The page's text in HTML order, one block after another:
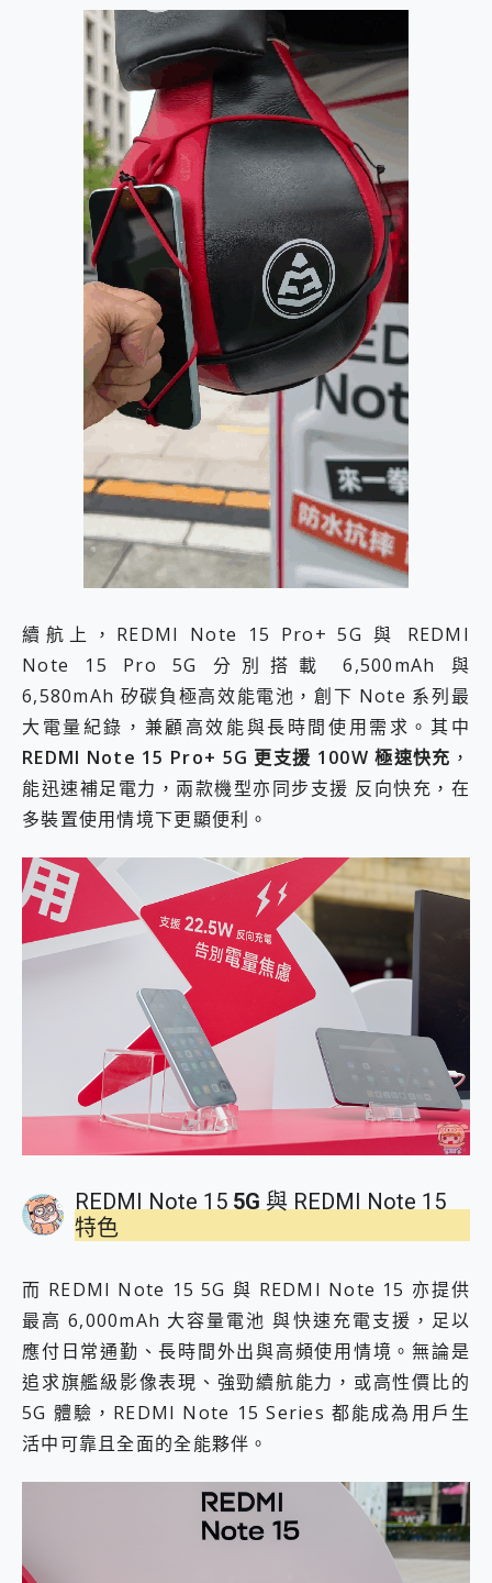
續航上，REDMI Note 15 Pro+ 5G 與 REDMI
Note 15 Pro 5G 分別搭載 6,500mAh 與
6,580mAh 矽碳負極高效能電池，創下 Note 系列最
大電量紀錄，兼顧高效能與長時間使用需求。其中
REDMI Note 15 Pro+ 5G 更支援 100W 極速快充 ，
能迅速補足電力，兩款機型亦同步支援 反向快充，在
多裝置使用情境下更顯便利。
REDMI Note 155G 與 REDMI Note 15
特色
而 REDMI Note 15 5G 與 REDMI Note 15 亦提供
最高 6,000mAh 大容量電池 與快速充電支援，足以
應付日常通勤、長時間外出與高頻使用情境。無論是
追求旗艦級影像表現、強勁續航能力，或高性價比的
5G 體驗，REDMI Note 15 Series 都能成為用戶生
活中可靠且全面的全能夥伴。